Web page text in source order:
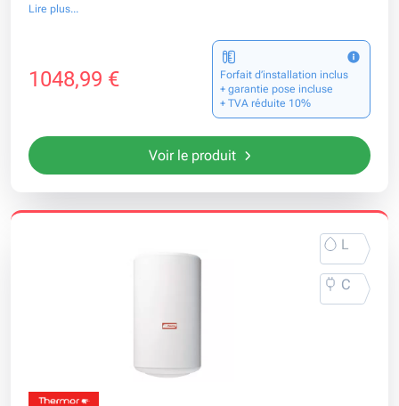
Lire plus...
1048,99 €
Forfait d’installation inclus
+ garantie pose incluse
+ TVA réduite 10%
Voir le produit
L
C